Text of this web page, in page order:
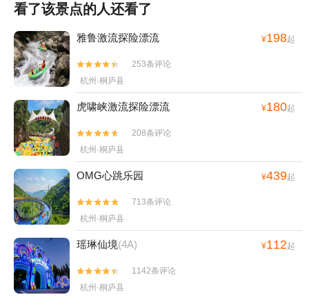
看了该景点的人还看了
雅鲁激流探险漂流 ¥198起


253条评论
杭州·桐庐县
虎啸峡激流探险漂流 ¥180起


208条评论
杭州·桐庐县
OMG心跳乐园 ¥439起


713条评论
杭州·桐庐县
瑶琳仙境(4A) ¥112起


1142条评论
杭州·桐庐县